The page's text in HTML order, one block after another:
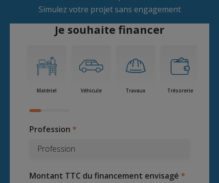
Simulez votre projet sans engagement
Je souhaite financer
Matériel Véhicule Travaux Trésorerie
Profession
Montant TTC du financement envisagé